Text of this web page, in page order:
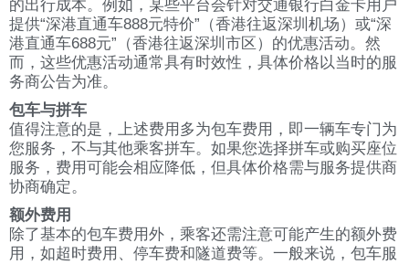
的出行成本。例如，某些平台会针对交通银行白金卡用户
提供“深港直通车888元特价”（香港往返深圳机场）或“深
港直通车688元”（香港往返深圳市区）的优惠活动。然
而，这些优惠活动通常具有时效性，具体价格以当时的服
务商公告为准。
包车与拼车
值得注意的是，上述费用多为包车费用，即一辆车专门为
您服务，不与其他乘客拼车。如果您选择拼车或购买座位
服务，费用可能会相应降低，但具体价格需与服务提供商
协商确定。
额外费用
除了基本的包车费用外，乘客还需注意可能产生的额外费
用，如超时费用、停车费和隧道费等。一般来说，包车服